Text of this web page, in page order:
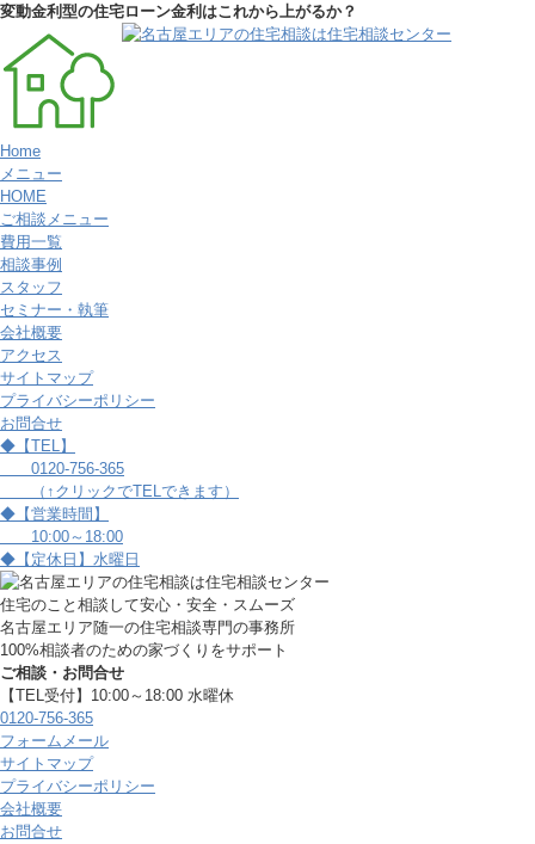
変動金利型の住宅ローン金利はこれから上がるか？
Home
メニュー
HOME
ご相談メニュー
費用一覧
相談事例
スタッフ
セミナー・執筆
会社概要
アクセス
サイトマップ
プライバシーポリシー
お問合せ
◆【TEL】
0120-756-365
（↑クリックでTELできます）
◆【営業時間】
10:00～18:00
◆【定休日】水曜日
住宅のこと相談して安心・安全・スムーズ
名古屋エリア随一の住宅相談専門の事務所
100%相談者のための家づくりをサポート
ご相談・お問合せ
【TEL受付】10:00～18:00 水曜休
0120-756-365
フォームメール
サイトマップ
プライバシーポリシー
会社概要
お問合せ